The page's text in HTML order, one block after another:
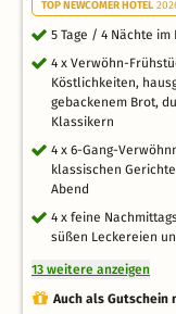
TOP NEWCOMER HOTEL
5 Tage / 4 Nächte
4 x Verwöhn-
Köstlichkeiten,
gebackenem Brot,
Klassikern
4 x 6-Gang-
klassischen
Abend
4 x feine
süßen Leckereien
13 weitere anzeigen
Auch als Gutschein